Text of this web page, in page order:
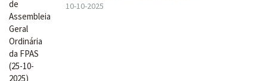
10-10-2025